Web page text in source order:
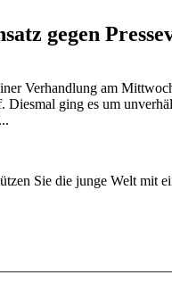
gegen
Verhandlung am
ging es um
Sie die junge Welt mit